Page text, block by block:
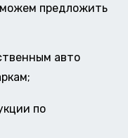
предложить
авто
по